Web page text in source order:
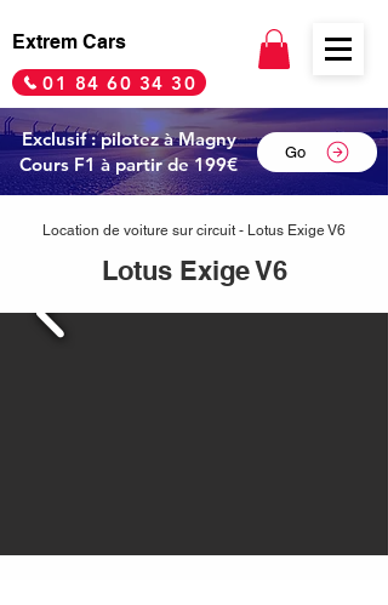
01 84 60 34 30
Extrem Cars
Exclusif : pilotez à Magny
Cours F1 à partir de 199€
Go
Location de voiture sur circuit - Lotus Exige V6
Lotus Exige V6